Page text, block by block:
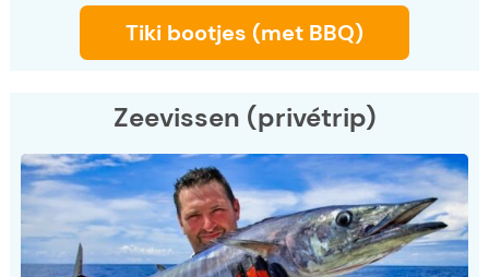
Tiki bootjes (met BBQ)
Zeevissen (privétrip)